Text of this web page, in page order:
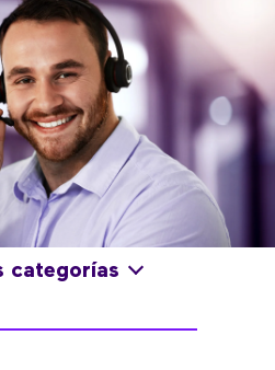
categorías